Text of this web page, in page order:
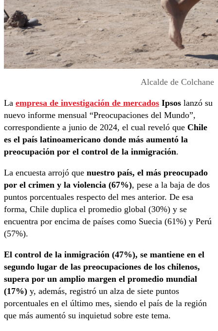
Alcalde de Colchane
La empresa de investigación de mercados Ipsos lanzó su
nuevo informe mensual “Preocupaciones del Mundo”,
correspondiente a junio de 2024, el cual reveló que Chile
es el país latinoamericano donde más aumentó la
preocupación por el control de la inmigración.
La encuesta arrojó que nuestro país, el más preocupado
por el crimen y la violencia (67%), pese a la baja de dos
puntos porcentuales respecto del mes anterior. De esa
forma, Chile duplica el promedio global (30%) y se
encuentra por encima de países como Suecia (61%) y Perú
(57%).
El control de la inmigración (47%), se mantiene en el
segundo lugar de las preocupaciones de los chilenos,
supera por un amplio margen el promedio mundial
(17%) y, además, registró un alza de siete puntos
porcentuales en el último mes, siendo el país de la región
que más aumentó su inquietud sobre este tema.